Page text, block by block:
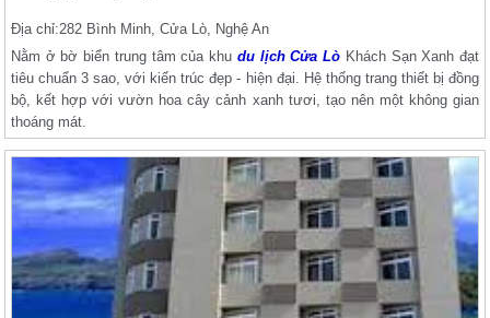
Địa chỉ:282 Bình Minh, Cửa Lò, Nghệ An
Nằm ở bờ biển trung tâm của khu du lịch Cửa Lò Khách Sạn Xanh đạt
tiêu chuẩn 3 sao, với kiến trúc đẹp - hiện đại. Hệ thống trang thiết bị đồng
bộ, kết hợp với vườn hoa cây cảnh xanh tươi, tạo nên một không gian
thoáng mát.